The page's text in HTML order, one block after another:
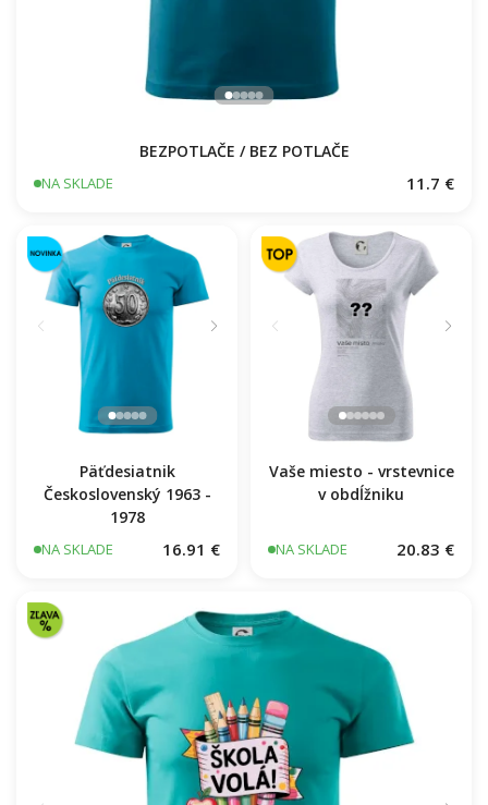
BEZPOTLAČE / BEZ POTLAČE
NA SKLADE 11.7 €
Päťdesiatnik
Československý 1963 -
1978
NA SKLADE 16.91 €
Vaše miesto - vrstevnice
v obdĺžniku
NA SKLADE 20.83 €